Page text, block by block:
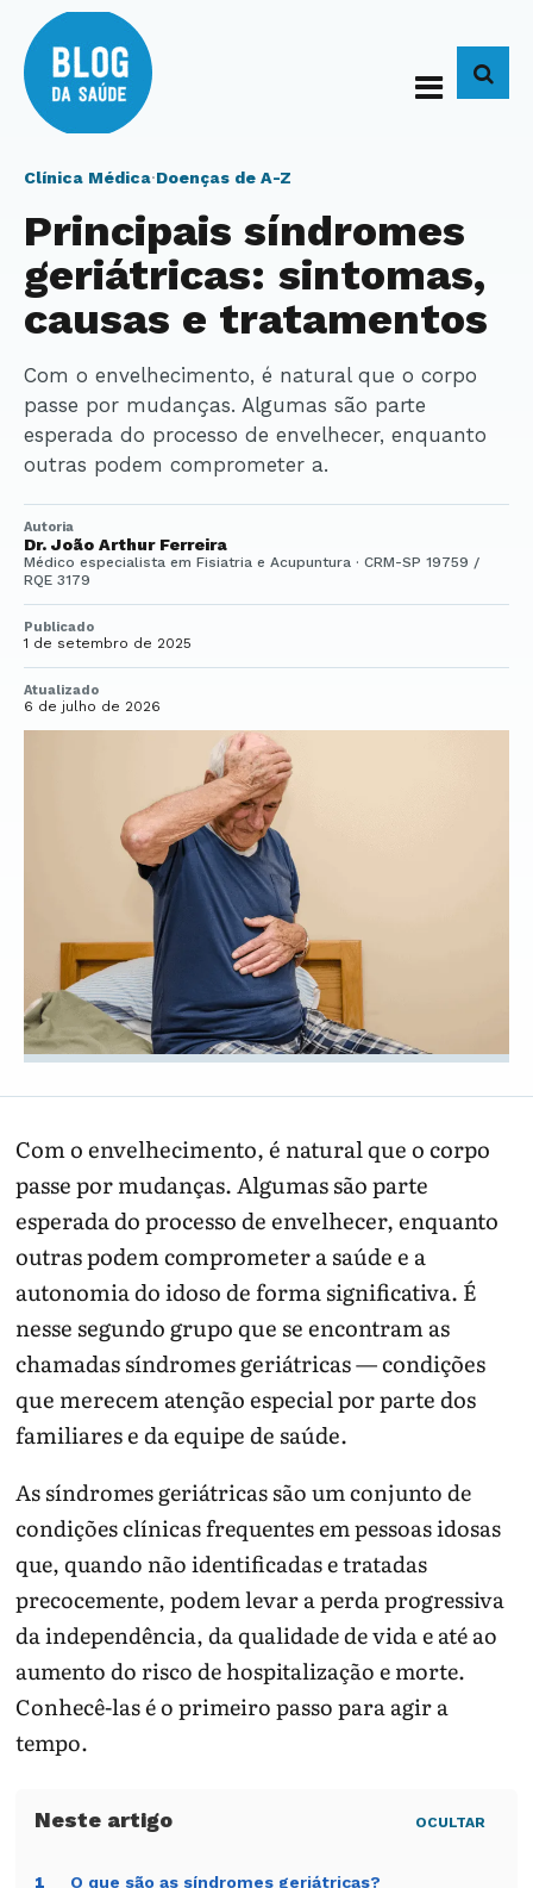
Clínica Médica·Doenças de A-Z
Principais síndromes
geriátricas: sintomas,
causas e tratamentos
Com o envelhecimento, é natural que o corpo
passe por mudanças. Algumas são parte
esperada do processo de envelhecer, enquanto
outras podem comprometer a.
Autoria
Dr. João Arthur Ferreira
Médico especialista em Fisiatria e Acupuntura · CRM-SP 19759 /
RQE 3179
Publicado
1 de setembro de 2025
Atualizado
6 de julho de 2026
Com o envelhecimento, é natural que o corpo
passe por mudanças. Algumas são parte
esperada do processo de envelhecer, enquanto
outras podem comprometer a saúde e a
autonomia do idoso de forma significativa. É
nesse segundo grupo que se encontram as
chamadas síndromes geriátricas — condições
que merecem atenção especial por parte dos
familiares e da equipe de saúde.
As síndromes geriátricas são um conjunto de
condições clínicas frequentes em pessoas idosas
que, quando não identificadas e tratadas
precocemente, podem levar a perda progressiva
da independência, da qualidade de vida e até ao
aumento do risco de hospitalização e morte.
Conhecê-las é o primeiro passo para agir a
tempo.
OCULTAR
1 O que são as síndromes geriátricas?